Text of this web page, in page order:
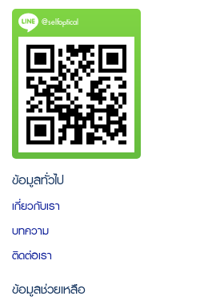
@selfoptical
ข้อมูลทั่วไป
เกี่ยวกับเรา
บทความ
ติดต่อเรา
ข้อมูลช่วยเหลือ